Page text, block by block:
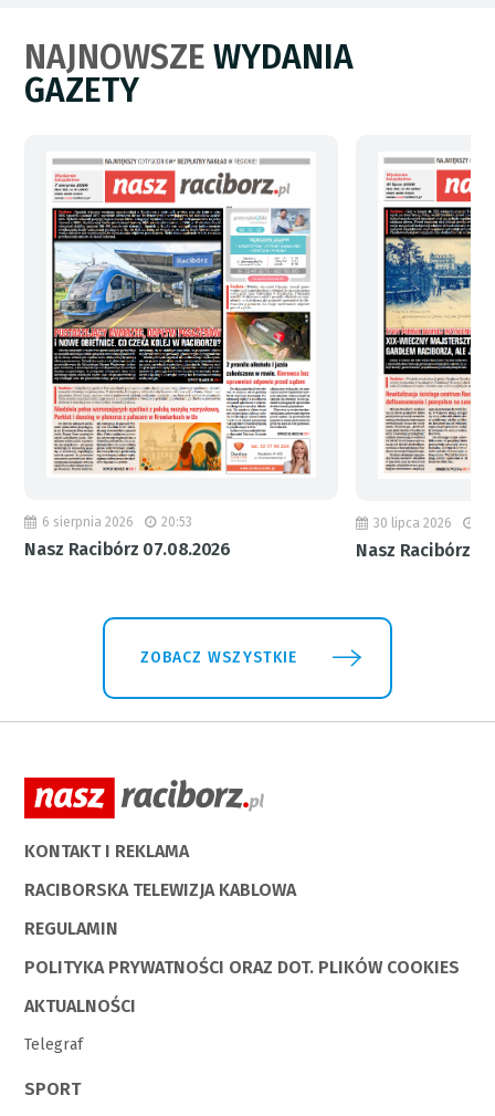
NAJNOWSZEWYDANIA
GAZETY
6 sierpnia 2026 20:53
Nasz Racibórz 07.08.2026
30 lipca 2026
Nasz Racibórz
ZOBACZ WSZYSTKIE
KONTAKT I REKLAMA
RACIBORSKA TELEWIZJA KABLOWA
REGULAMIN
POLITYKA PRYWATNOŚCI ORAZ DOT. PLIKÓW COOKIES
AKTUALNOŚCI
Telegraf
SPORT